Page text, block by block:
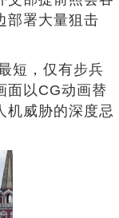
部署大量狙击
短，仅有步兵
面以CG动画替
机威胁的深度忌